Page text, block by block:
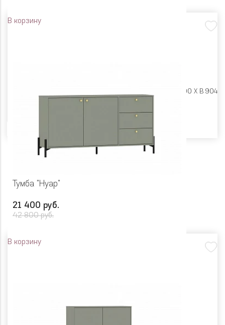
В корзину
Ш 1350 X Г 400 X В 904
Тумба "Нуар"
21 400 руб.
42 800 руб.
В корзину